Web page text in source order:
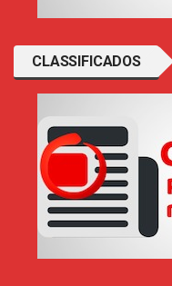
CLASSIFICADOS